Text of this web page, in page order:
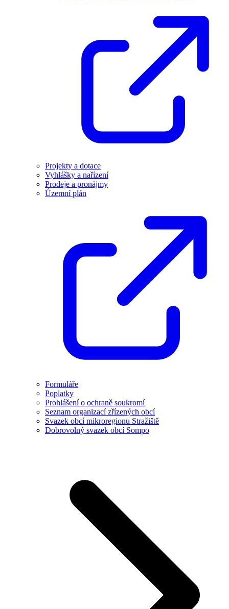
Projekty a dotace
Vyhlášky a nařízení
Prodeje a pronájmy
Územní plán
Formuláře
Poplatky
Prohlášení o ochraně soukromí
Seznam organizací zřízených obcí
Svazek obcí mikroregionu Stražiště
Dobrovolný svazek obcí Sompo